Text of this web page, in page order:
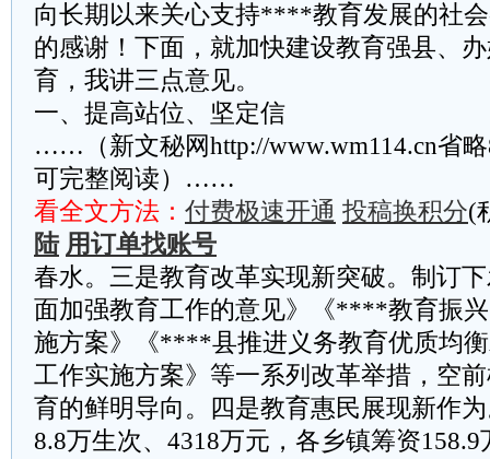
向长期以来关心支持****教育发展的社
的感谢！下面，就加快建设教育强县、
育，我讲三点意见。
一、提高站位、坚定信
……（新文秘网http://www.wm114.cn省
可完整阅读）……
看全文方法： 付费极速开通 投稿换积分(
陆 用订单找账号
春水。三是教育改革实现新突破。制订
面加强教育工作的意见》《****教育振
施方案》《****县推进义务教育优质均
工作实施方案》等一系列改革举措，空
育的鲜明导向。四是教育惠民展现新作
8.8万生次、4318万元，各乡镇筹资